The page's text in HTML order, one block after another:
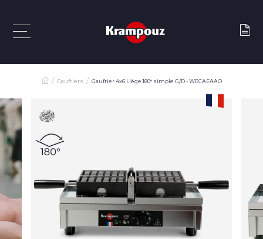
Gaufriers Gaufrier 4x6 Liège 180° simple G/D - WECAEAAO